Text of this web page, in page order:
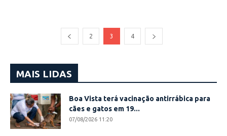
2 3 4
MAIS LIDAS
Boa Vista terá vacinação antirrábica para
cães e gatos em 19...
07/08/2026 11:20